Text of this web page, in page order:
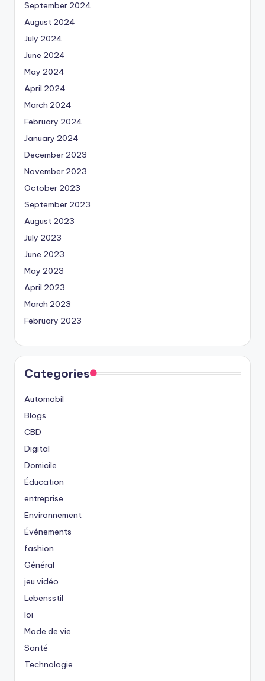
September 2024
August 2024
July 2024
June 2024
May 2024
April 2024
March 2024
February 2024
January 2024
December 2023
November 2023
October 2023
September 2023
August 2023
July 2023
June 2023
May 2023
April 2023
March 2023
February 2023
Categories
Automobil
Blogs
CBD
Digital
Domicile
Éducation
entreprise
Environnement
Événements
fashion
Général
jeu vidéo
Lebensstil
loi
Mode de vie
Santé
Technologie